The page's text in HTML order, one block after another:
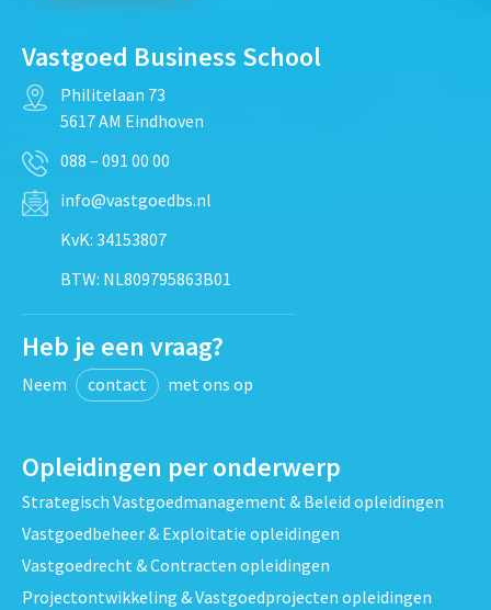
Vastgoed Business School
Philitelaan 73
5617 AM Eindhoven
088 – 091 00 00
info@vastgoedbs.nl
KvK: 34153807
BTW: NL809795863B01
Heb je een vraag?
Neem contact met ons op
Opleidingen per onderwerp
Strategisch Vastgoedmanagement & Beleid opleidingen
Vastgoedbeheer & Exploitatie opleidingen
Vastgoedrecht & Contracten opleidingen
Projectontwikkeling & Vastgoedprojecten opleidingen